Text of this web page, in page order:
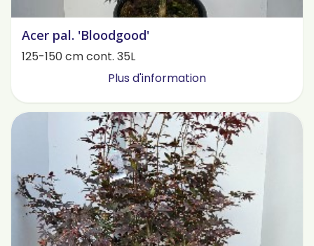
Acer pal. 'Bloodgood'
125-150 cm cont. 35L
Plus d'information